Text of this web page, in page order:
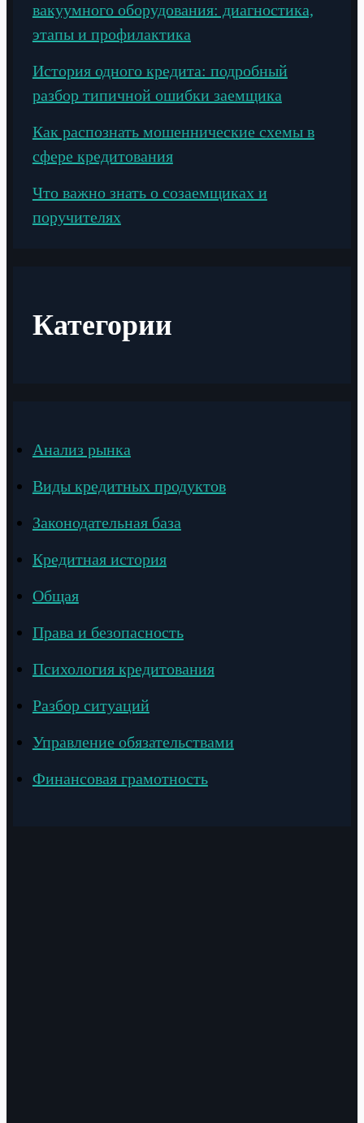
вакуумного оборудования: диагностика,
этапы и профилактика
История одного кредита: подробный
разбор типичной ошибки заемщика
Как распознать мошеннические схемы в
сфере кредитования
Что важно знать о созаемщиках и
поручителях
Категории
Анализ рынка
Виды кредитных продуктов
Законодательная база
Кредитная история
Общая
Права и безопасность
Психология кредитования
Разбор ситуаций
Управление обязательствами
Финансовая грамотность